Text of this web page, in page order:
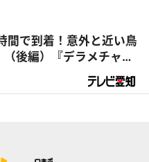
間で到着！意外と近い鳥
後編）『デラメチャ気